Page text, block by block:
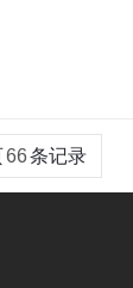
66条记录